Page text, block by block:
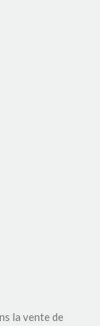
la vente de